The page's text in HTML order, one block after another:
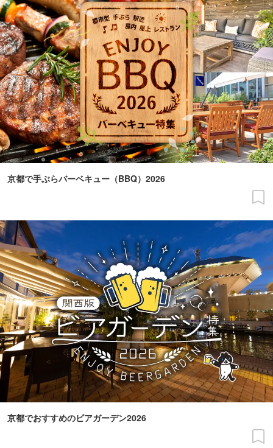
京都で手ぶらバーベキュー（BBQ）2026
京都でおすすめのビアガーデン2026